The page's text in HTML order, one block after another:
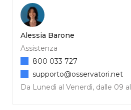
Alessia Barone
Assistenza
Da Lunedì al Venerdì, dalle 09
800 033 727
supporto@osservatori.net